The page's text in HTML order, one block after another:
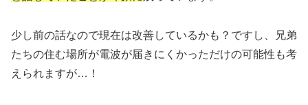
少し前の話なので現在は改善しているかも？ですし、兄弟
たちの住む場所が電波が届きにくかっただけの可能性も考
えられますが…！